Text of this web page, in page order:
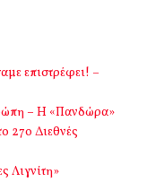
επιστρέφει! –
– Η «Πανδώρα»
27ο Διεθνές
Λιγνίτη»